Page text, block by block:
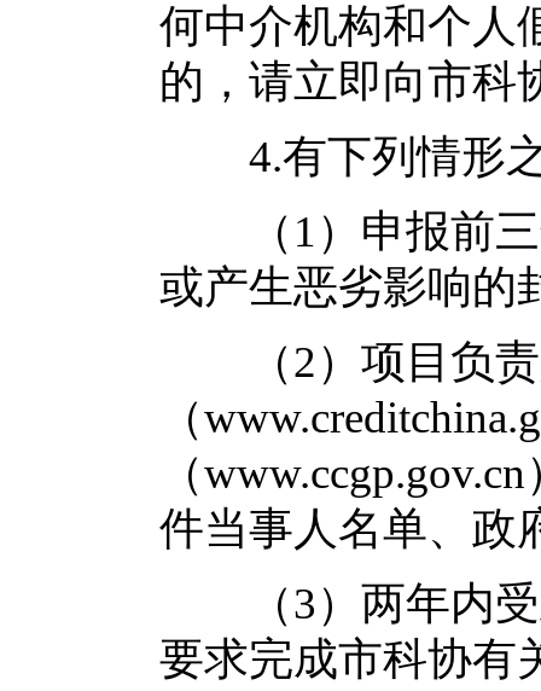
何中介机构和个人
的，请立即向市科
4.有下列情形之
（1）申报前三
或产生恶劣影响的
（2）项目负责
（
（
件当事人名单、政
（3）两年内受
要求完成市科协有